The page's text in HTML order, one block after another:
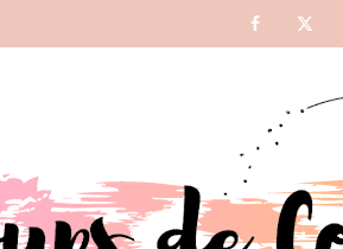
Facebook
X